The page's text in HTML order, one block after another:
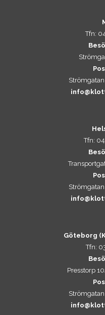
Tfn:
Tfn:
Göteborg
Tfn:
Presstorp